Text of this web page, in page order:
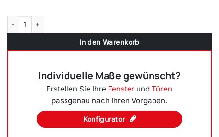
2-flüglige Balkontür Kunststoff Pfosten Quarzgrau beidseitig Menge
In den Warenkorb
Individuelle Maße gewünscht?
Erstellen Sie Ihre Fenster undTüren
passgenau nach Ihren Vorgaben.
Konfigurator